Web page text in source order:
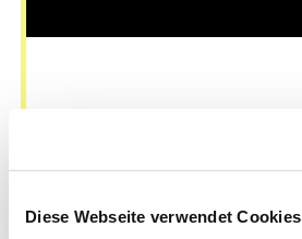
Diese Webseite verwendet Cookies